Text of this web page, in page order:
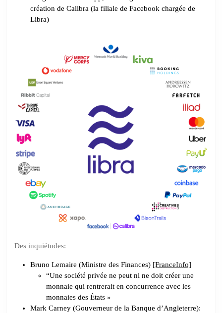
création de Calibra (la filiale de Facebook chargée de
Libra)
Des inquiétudes:
Bruno Lemaire (Ministre des Finances) [FranceInfo]
“Une société privée ne peut ni ne doit créer une
monnaie qui rentrerait en concurrence avec les
monnaies des États »
Mark Carney (Gouverneur de la Banque d’Angleterre):